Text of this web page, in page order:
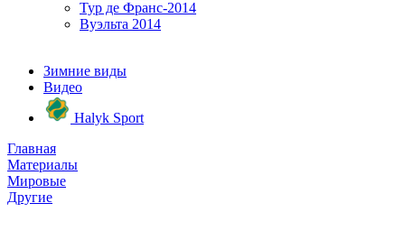
Тур де Франс-2014
Вуэльта 2014
Зимние виды
Видео
Halyk Sport
Главная
Материалы
Мировые
Другие